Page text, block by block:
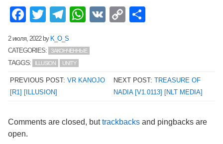
Facebook
TwitterTelegram
WhatsApp
VK Copy
2 июля, 2022by K_O_S
CATEGORIES:
ЗАКОНЧЕННЫЕ
TAGGS: ILLUSION UNITY
PREVIOUS POST:VR KANOJO
[R1] [ILLUSION]
NEXT POST:TREASURE OF
NADIA [V1.0113] [NLT MEDIA]
Comments are closed, buttrackbacks and pingbacks are
open.